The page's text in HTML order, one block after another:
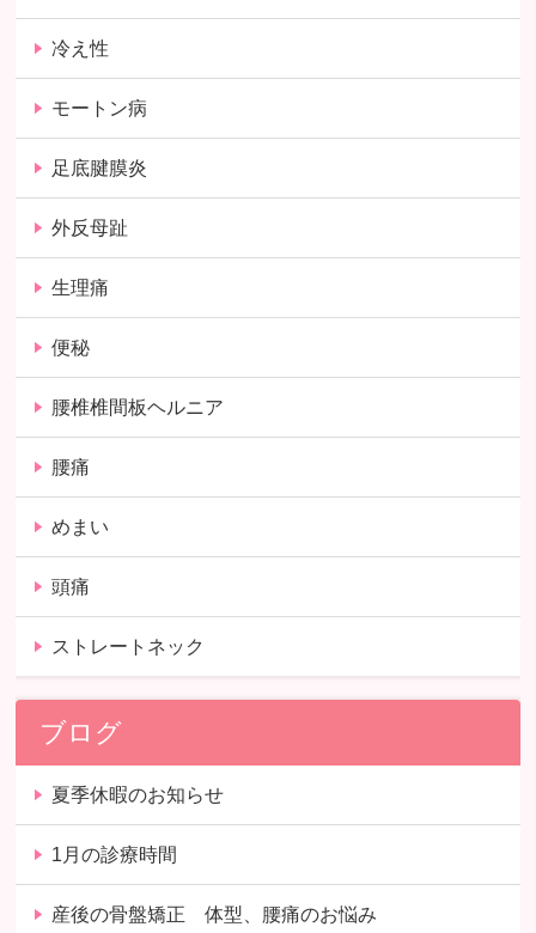
冷え性
モートン病
足底腱膜炎
外反母趾
生理痛
便秘
腰椎椎間板ヘルニア
腰痛
めまい
頭痛
ストレートネック
ブログ
夏季休暇のお知らせ
1月の診療時間
産後の骨盤矯正 体型、腰痛のお悩み